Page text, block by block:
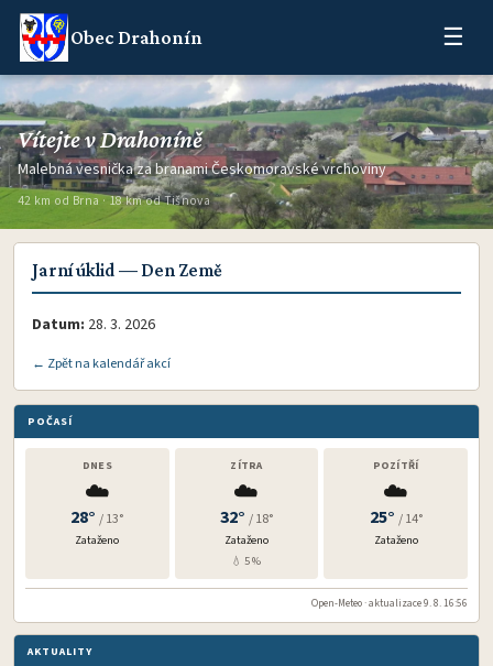
Obec Drahonín ☰
Vítejte v Drahoníně
Malebná vesnička za branami Českomoravské vrchoviny
42 km od Brna · 18 km od Tišnova
Jarní úklid — Den Země
Datum: 28. 3. 2026
← Zpět na kalendář akcí
POČASÍ
DNES
☁️
28°/ 13°
Zataženo
ZÍTRA
☁️
32° / 18°
Zataženo
💧 5 %
POZÍTŘÍ
☁️
25° / 14°
Zataženo
Open-Meteo · aktualizace 9. 8. 16:56
AKTUALITY